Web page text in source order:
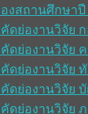
งสถานศึกษาปี
ดย่องานวิจัย
ดย่องานวิจัย
ดย่องานวิจัย
ดย่องานวิจัย
ดย่องานวิจัย